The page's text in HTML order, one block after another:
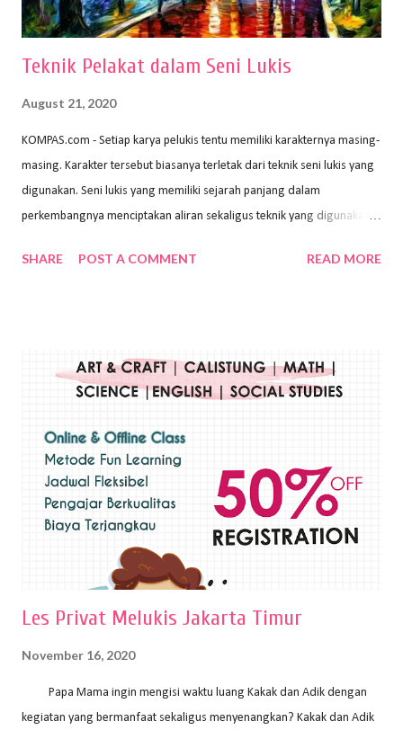
Teknik Pelakat dalam Seni Lukis
August 21, 2020
KOMPAS.com - Setiap karya pelukis tentu memiliki karakternya masing-
masing. Karakter tersebut biasanya terletak dari teknik seni lukis yang
digunakan. Seni lukis yang memiliki sejarah panjang dalam
perkembangnya menciptakan aliran sekaligus teknik yang digunakan.
Wayan Kun Adnyana, teknik yang berbeda tentunya akan
menggunakan bahan dasar cat air, cat akrilik, atau cat minyak dengan
sapuan warna cat yang tebal. Dengan memberikan sapuan warna
pelukis untuk menghasilkan lukisan yang mempesona dan tentunya
bernilai tinggi. Ciri teknik plakat Ciri-ciri teknik plakat, yaitu: Sapuan
warna yang kental dan tebal. Hasil lukisan menutupi seluruh bagian
medianya Mem...
SHARE POST A COMMENT READ MORE
Les Privat Melukis Jakarta Timur
November 16, 2020
Papa Mama ingin mengisi waktu luang Kakak dan Adik dengan
kegiatan yang bermanfaat sekaligus menyenangkan? Kakak dan Adik